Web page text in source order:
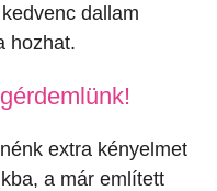
dallam
hozhat.
extra kényelmet
a már említett